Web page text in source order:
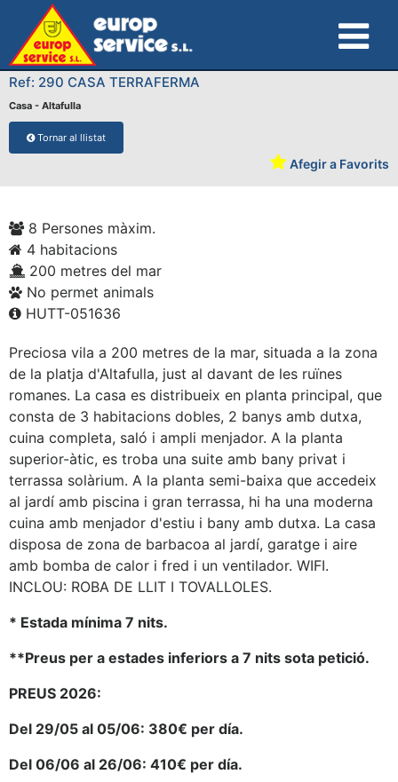
Ref: 290 CASA TERRAFERMA
Casa - Altafulla
Tornar al llistat
Afegir a Favorits
8 Persones màxim.
4 habitacions
200 metres del mar
No permet animals
HUTT-051636
Preciosa vila a 200 metres de la mar, situada a la zona
de la platja d'Altafulla, just al davant de les ruïnes
romanes. La casa es distribueix en planta principal, que
consta de 3 habitacions dobles, 2 banys amb dutxa,
cuina completa, saló i ampli menjador. A la planta
superior-àtic, es troba una suite amb bany privat i
terrassa solàrium. A la planta semi-baixa que accedeix
al jardí amb piscina i gran terrassa, hi ha una moderna
cuina amb menjador d'estiu i bany amb dutxa. La casa
disposa de zona de barbacoa al jardí, garatge i aire
amb bomba de calor i fred i un ventilador. WIFI.
INCLOU: ROBA DE LLIT I TOVALLOLES.
* Estada mínima 7 nits.
**Preus per a estades inferiors a 7 nits sota petició.
PREUS 2026:
Del 29/05 al 05/06: 380€ per día.
Del 06/06 al 26/06: 410€ per día.